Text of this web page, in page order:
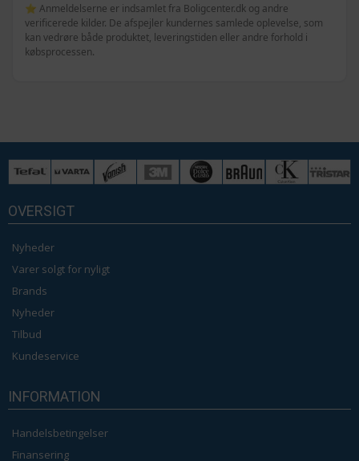
⭐ Anmeldelserne er indsamlet fra Boligcenter.dk og andre
verificerede kilder. De afspejler kundernes samlede oplevelse, som
kan vedrøre både produktet, leveringstiden eller andre forhold i
købsprocessen.
OVERSIGT
Nyheder
Varer solgt for nyligt
Brands
Nyheder
Tilbud
Kundeservice
INFORMATION
Handelsbetingelser
Finansering